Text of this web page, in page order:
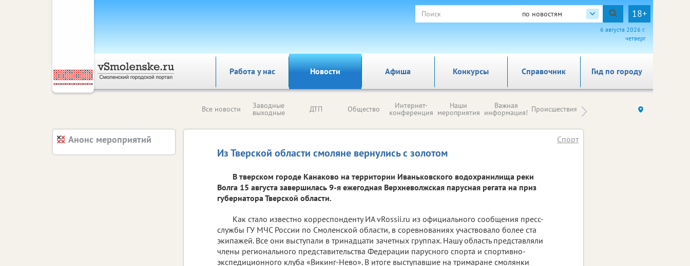
по новостям 18+
6 августа 2026 г.
четверг
Работа у нас Новости Афиша Справочник Гид по городу
Конкурсы
Все новости Заводные
выходные ДТП Общество Интернет-
конференция
Наши
мероприятия
Важная
информация! Происшествия Здоровье компаний (на
Из Тверской области смоляне вернулись с золотом
Спорт
В тверском городе Канаково на территории Иваньковского водохранилища реки
Волга 15 августа завершилась 9-я ежегодная Верхневолжская парусная регата на приз
губернатора Тверской области.
Как стало известно корреспонденту ИА vRossii.ru из официального сообщения пресс-
службы ГУ МЧС России по Смоленской области, в соревнованиях участвовало более ста
экипажей. Все они выступали в тринадцати зачетных группах. Нашу область представляли
члены регионального представительства Федерации парусного спорта и спортивно-
экспедиционного клуба «Викинг-Нево». В итоге выступавшие на тримаране смолянки
Анонс мероприятий